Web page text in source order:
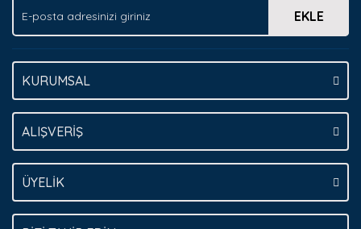
Bu ürüne benzer farklı alternatifler olmalı.
EKLE
KURUMSAL
ALIŞVERİŞ
ÜYELİK